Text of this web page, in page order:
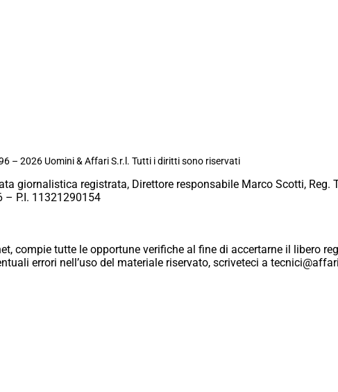
– 2026 Uomini & Affari S.r.l. Tutti i diritti sono riservati
giornalistica registrata, Direttore responsabile Marco Scotti, Reg.
– P.I. 11321290154
compie tutte le opportune verifiche al fine di accertarne il libero
errori nell’uso del materiale riservato, scriveteci a